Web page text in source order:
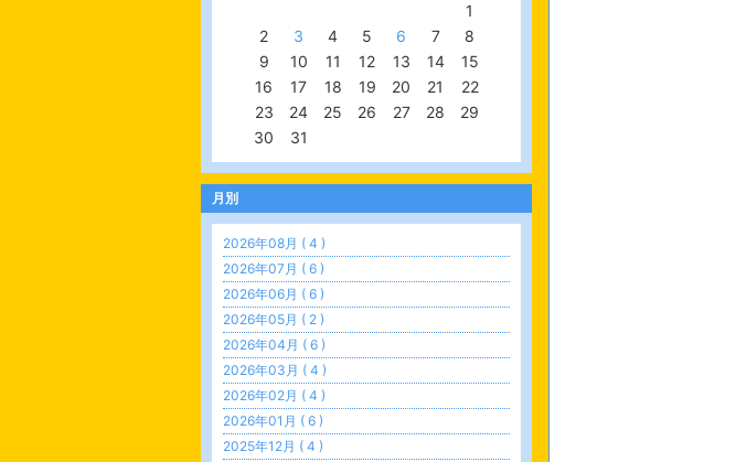
1
2
3 4 5 6 7
8
9
10 11 12 13 14
15
16
17 18 19 20 21
22
23
24 25 26 27 28
29
30
31
月別
2026年08月 ( 4 )
2026年07月 ( 6 )
2026年06月 ( 6 )
2026年05月 ( 2 )
2026年04月 ( 6 )
2026年03月 ( 4 )
2026年02月 ( 4 )
2026年01月 ( 6 )
2025年12月 ( 4 )